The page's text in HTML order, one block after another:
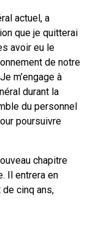
actuel, a
que je quitterai
avoir eu le
de notre
m’engage à
durant la
du personnel
poursuivre
chapitre
Il entrera en
cinq ans,